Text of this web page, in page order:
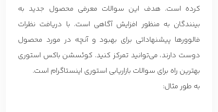
کرده است. هدف این سوالات معرفی محصول جدید به
بینندگان به منظور افزایش آگاهی است. با دریافت نظرات
فالوورها پیشنهاداتی برای بهبود و آنچه در مورد محصول
دوست دارند، می‌توانید تمرکز کنید. کوئسشن باکس استوری
بهترین راه برای سوالات بازاریابی استوری اینستاگرام است.
به طور مثال: